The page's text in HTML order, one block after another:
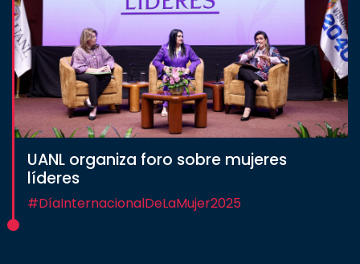
UANL organiza foro sobre mujeres
líderes
#DíaInternacionalDeLaMujer2025